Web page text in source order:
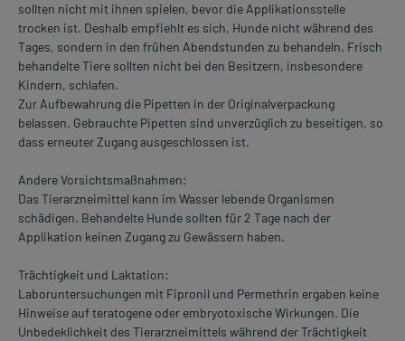
sollten nicht mit ihnen spielen, bevor die Applikationsstelle
trocken ist. Deshalb empfiehlt es sich, Hunde nicht während des
Tages, sondern in den frühen Abendstunden zu behandeln. Frisch
behandelte Tiere sollten nicht bei den Besitzern, insbesondere
Kindern, schlafen.
Zur Aufbewahrung die Pipetten in der Originalverpackung
belassen. Gebrauchte Pipetten sind unverzüglich zu beseitigen, so
dass erneuter Zugang ausgeschlossen ist.
Andere Vorsichtsmaßnahmen:
Das Tierarzneimittel kann im Wasser lebende Organismen
schädigen. Behandelte Hunde sollten für 2 Tage nach der
Applikation keinen Zugang zu Gewässern haben.
Trächtigkeit und Laktation:
Laboruntersuchungen mit Fipronil und Permethrin ergaben keine
Hinweise auf teratogene oder embryotoxische Wirkungen. Die
Unbedeklichkeit des Tierarzneimittels während der Trächtigkeit